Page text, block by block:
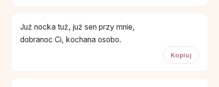
Już nocka tuż, już sen przy mnie,
dobranoc Ci, kochana osobo.
Kopiuj